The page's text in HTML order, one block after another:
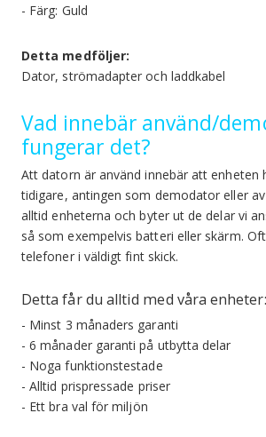
- Färg: Guld
Detta medföljer:
Dator, strömadapter och laddkabel
Vad innebär använd/
fungerar det?
Att datorn är använd innebär att enheten
tidigare, antingen som demodator eller
alltid enheterna och byter ut de delar vi
så som exempelvis batteri eller skärm.
telefoner i väldigt fint skick.
Detta får du alltid med våra enheter:
- Minst 3 månaders garanti
- 6 månader garanti på utbytta delar
- Noga funktionstestade
- Alltid prispressade priser
- Ett bra val för miljön